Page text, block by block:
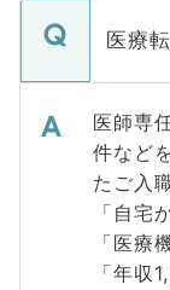
医療
医師専
件など
たご入
「自宅
「医療
「年収